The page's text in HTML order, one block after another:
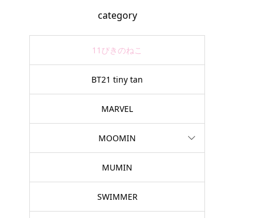
category
11ぴきのねこ
BT21 tiny tan
MARVEL
MOOMIN
MUMIN
SWIMMER